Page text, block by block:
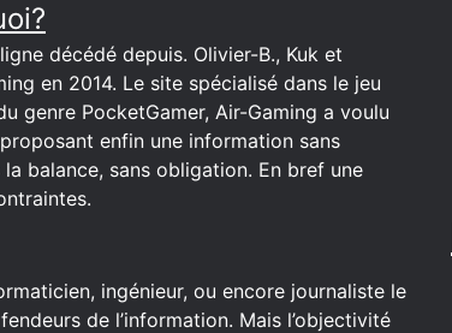
décédé depuis. Olivier-B., Kuk et
en 2014. Le site spécialisé dans le jeu
genre PocketGamer, Air-Gaming a voulu
enfin une information sans
balance, sans obligation. En bref une
ingénieur, ou encore journaliste le
de l’information. Mais l’objectivité